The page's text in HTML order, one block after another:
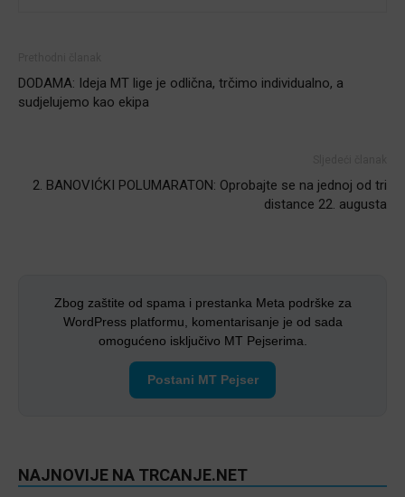
DODAMA: Ideja MT lige je odlična, trčimo individualno, a
sudjelujemo kao ekipa
2. BANOVIĆKI POLUMARATON: Oprobajte se na jednoj od tri
distance 22. augusta
Zbog zaštite od spama i prestanka Meta podrške za
WordPress platformu, komentarisanje je od sada
omogućeno isključivo MT Pejserima.
Postani MT Pejser
NAJNOVIJE NA TRCANJE.NET